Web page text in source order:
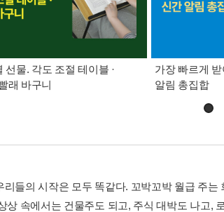
선물. 각도 조절 테이블 ·
래 바구니
가장 빠르게
알림 총집합
리들의 시작은 모두 똑같다. 꼬박꼬박 월급 주
상 속에서는 건물주도 되고, 주식 대박도 나고,